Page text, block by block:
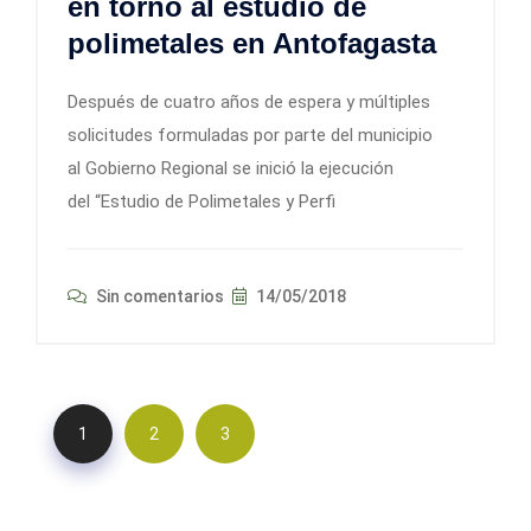
en torno al estudio de
polimetales en Antofagasta
Después de cuatro años de espera y múltiples
solicitudes formuladas por parte del municipio
al Gobierno Regional se inició la ejecución
del “Estudio de Polimetales y Perfi
Sin comentarios 14/05/2018
1 2 3